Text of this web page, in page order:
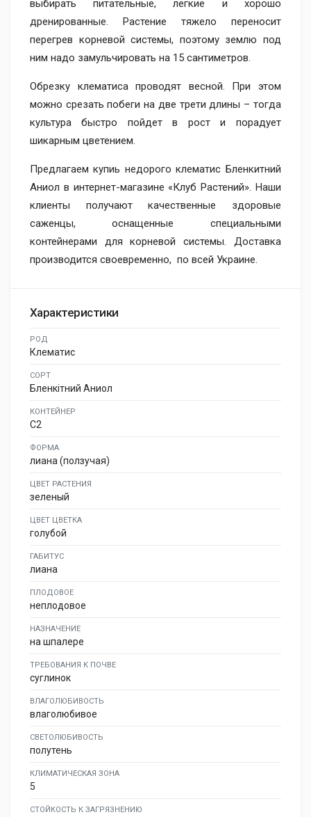
выбирать питательные, легкие и хорошо
дренированные. Растение тяжело переносит
перегрев корневой системы, поэтому землю под
ним надо замульчировать на 15 сантиметров.
Обрезку клематиса проводят весной. При этом
можно срезать побеги на две трети длины – тогда
культура быстро пойдет в рост и порадует
шикарным цветением.
Предлагаем купиь недорого клематис Бленкитний
Аниол в интернет-магазине «Клуб Растений». Наши
клиенты получают качественные здоровые
саженцы, оснащенные специальными
контейнерами для корневой системы. Доставка
производится своевременно, по всей Украине.
Характеристики
РОД
Клематис
СОРТ
Бленкітний Аниол
КОНТЕЙНЕР
C2
ФОРМА
лиана (ползучая)
ЦВЕТ РАСТЕНИЯ
зеленый
ЦВЕТ ЦВЕТКА
голубой
ГАБИТУС
лиана
ПЛОДОВОЕ
неплодовое
НАЗНАЧЕНИЕ
на шпалере
ТРЕБОВАНИЯ К ПОЧВЕ
суглинок
ВЛАГОЛЮБИВОСТЬ
влаголюбивое
СВЕТОЛЮБИВОСТЬ
полутень
КЛИМАТИЧЕСКАЯ ЗОНА
5
СТОЙКОСТЬ К ЗАГРЯЗНЕНИЮ